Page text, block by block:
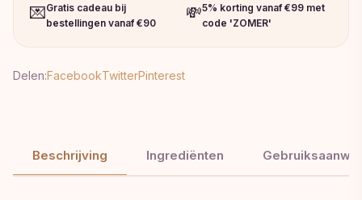
💌Gratis cadeau bij
bestellingen vanaf €90
💸5% korting vanaf €99 met
code 'ZOMER'
Delen:FacebookTwitterPinterest
Beschrijving Ingrediënten